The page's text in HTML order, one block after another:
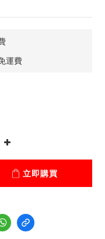
運費
立即購買